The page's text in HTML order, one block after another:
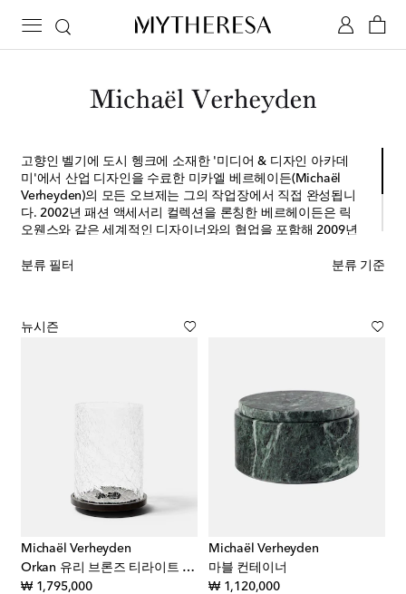
고향인 벨기에 도시 헹크에 소재한 '미디어 & 디자인 아카데
미'에서 산업 디자인을 수료한 미카엘 베르헤이든(Michaël
Verheyden)의 모든 오브제는 그의 작업장에서 직접 완성됩니
다. 2002년 패션 액세서리 컬렉션을 론칭한 베르헤이든은 릭
오웬스와 같은 세계적인 디자이너와의 협업을 포함해 2009년
했습니다. 그의 아내 사르치와 함께 제작한 컬렉션은 단순한 기
분류 필터 분류 기준
뉴시즌
Michaël Verheyden
Orkan 유리 브론즈 티라이트 홀더
₩ 1,795,000original price
Michaël Verheyden
마블 컨테이너
₩ 1,120,000original price